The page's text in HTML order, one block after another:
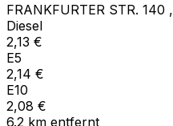
FRANKFURTER STR. 140 ,
Diesel
2,13 €
E5
2,14 €
E10
2,08 €
6.2 km entfernt